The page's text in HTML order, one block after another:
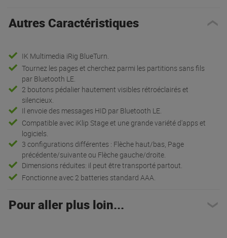
Autres Caractéristiques
IK Multimedia iRig BlueTurn.
Tournez les pages et cherchez parmi les partitions sans fils
par Bluetooth LE.
2 boutons pédalier hautement visibles rétroéclairés et
silencieux.
Il envoie des messages HID par Bluetooth LE.
Compatible avec iKlip Stage et une grande variété d'apps et
logiciels.
3 configurations différentes : Flèche haut/bas, Page
précédente/suivante ou Flèche gauche/droite.
Dimensions réduites: il peut être transporté partout.
Fonctionne avec 2 batteries standard AAA.
Pour aller plus loin...